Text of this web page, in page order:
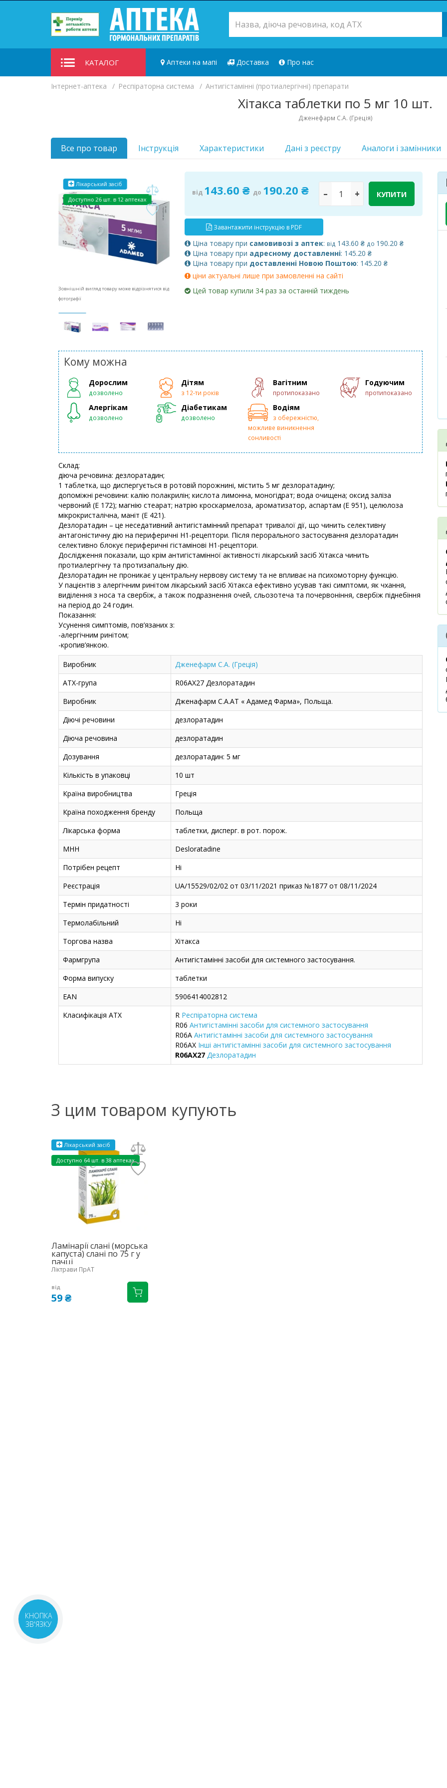
КАТАЛОГ Аптеки на мапі Доставка Про нас
Iнтернет-аптека Респіраторна система Антигістамінні (протиалергічні) препарати
Хітакса таблетки по 5 мг 10 шт.
Дженефарм С.А. (Греція)
Все про товар Інструкція Характеристики Дані з реєстру Аналоги i замінники
Лікарський засіб
Доступно26 шт. в 12 аптеках
Зовнішній вигляд товару може відрізнятися від
фотографії
від 143.60 ₴ до 190.20 ₴ – + КУПИТИ
Завантажити інструкцію в PDF
Ціна товару при самовивозі з аптек: від 143.60 ₴ до 190.20 ₴
Ціна товару при адресному доставленні: 145.20 ₴
Ціна товару при доставленні Новою Поштою: 145.20 ₴
ціни актуальні лише при замовленні на сайті
Цей товар купили 34 раз за останній тиждень
Кому можна
Дорослим
дозволено
Дітям
з 12-ти років
Вагітним
протипоказано
Годуючим
протипоказано
Алергікам
дозволено
Діабетикам
дозволено
Водіям
з обережністю,
можливе виникнення
сонливості
Склад:
діюча речовина: дезлоратадин;
1 таблетка, що диспергується в ротовій порожнині, містить 5 мг дезлоратадину;
допоміжні речовини: калію полакрилін; кислота лимонна, моногідрат; вода очищена; оксид заліза
червоний (Е 172); магнію стеарат; натрію кроскармелоза, ароматизатор, аспартам (Е 951), целюлоза
мікрокристалічна, маніт (Е 421).
Дезлоратадин – це неседативний антигістамінний препарат тривалої дії, що чинить селективну
антагоністичну дію на периферичні Н1-рецептори. Після перорального застосування дезлоратадин
селективно блокує периферичні гістамінові Н1-рецептори.
Дослідження показали, що крім антигістамінної активності лікарський засіб Хітакса чинить
протиалергічну та протизапальну дію.
Дезлоратадин не проникає у центральну нервову систему та не впливає на психомоторну функцію.
У пацієнтів з алергічним ринітом лікарський засіб Хітакса ефективно усував такі симптоми, як чхання,
виділення з носа та свербіж, а також подразнення очей, сльозотеча та почервоніння, свербіж піднебіння
на період до 24 годин.
Показання:
Усунення симптомів, пов’язаних з:
-алергічним ринітом;
-кропив’янкою.
Виробник
Дженефарм С.А. (Греція)
АТХ-група
R06AX27 Дезлоратадин
Виробник
Дженафарм С.А.АТ « Адамед Фарма», Польща.
Діючі речовини
дезлоратадин
Діюча речовина
дезлоратадин
Дозування
дезлоратадин: 5 мг
Кількість в упаковці
10 шт
Країна виробництва
Греція
Країна походження бренду
Польща
Лікарська форма
таблетки, дисперг. в рот. порож.
МНН
Desloratadine
Потрібен рецепт
Ні
Реєстрація
UA/15529/02/02 от 03/11/2021 приказ №1877 от 08/11/2024
Термін придатності
3 роки
Термолабільний
Ні
Торгова назва
Хітакса
Фармгрупа
Антигістамінні засоби для системного застосування.
Форма випуску
таблетки
EAN
5906414002812
Класифікація ATX
R Респіраторна система
R06 Антигістамінні засоби для системного застосування
R06A Антигістамінні засоби для системного застосування
R06AX Інші антигістамінні засоби для системного застосування
R06AX27 Дезлоратадин
З цим товаром купують
Лікарський засіб
Доступно 64 шт. в 38 аптеках
Ламінарії слані (морська
капуста) слані по 75 г у
пачці
Ліктрави ПрАТ
від
59 ₴
КНОПКА
ЗВ'ЯЗКУ